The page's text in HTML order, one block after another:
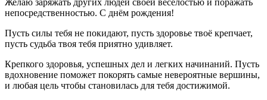
Желаю заряжать других людей своей веселостью и поражать
непосредственностью. С днём рождения!
Пусть силы тебя не покидают, пусть здоровье твоё крепчает,
пусть судьба твоя тебя приятно удивляет.
Крепкого здоровья, успешных дел и легких начинаний. Пусть
вдохновение поможет покорять самые невероятные вершины,
и любая цель чтобы становилась для тебя достижимой.